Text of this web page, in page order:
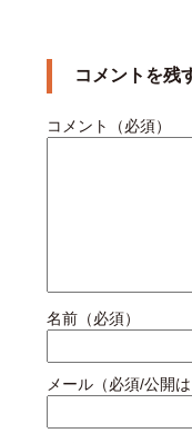
コメントを残
コメント（必須）
名前（必須）
メール（必須/公開は